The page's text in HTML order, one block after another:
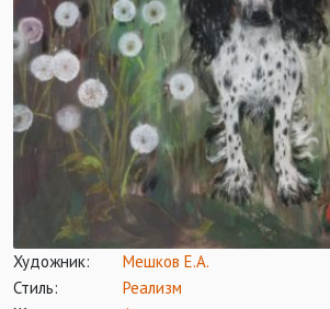
Художник:
Мешков Е.А.
Стиль:
Реализм